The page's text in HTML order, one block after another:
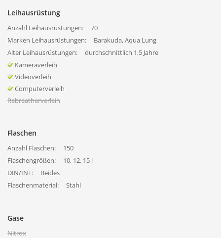
Leihausrüstung
Anzahl Leihausrüstungen:
70
Marken Leihausrüstungen:
Barakuda, Aqua Lung
Alter Leihausrüstungen:
durchschnittlich 1,5 Jahre
Kameraverleih
Videoverleih
Computerverleih
Rebreatherverleih
Flaschen
Anzahl Flaschen:
150
Flaschengrößen:
10, 12, 15 l
DIN/INT:
Beides
Flaschenmaterial:
Stahl
Gase
Nitrox